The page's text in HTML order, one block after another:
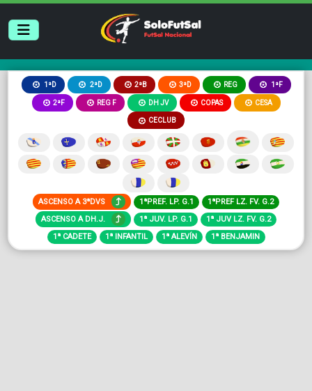
1ªD 2ªD 2ªB 3ªD REG 1ªF
2ªF REG F DH JV COPAS CESA
CECLUB
ASCENSO A 3ªDVS 1ªPREF. LP. G.1
1ªPREF LZ. FV. G.2
ASCENSO A DH.J.
1ª JUV. LP. G.1
1ª JUV LZ. FV. G.2
1ª CADETE
1ª INFANTIL 1ª ALEVÍN 1ª BENJAMIN